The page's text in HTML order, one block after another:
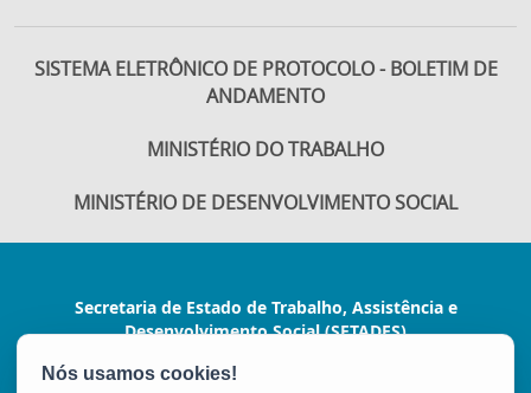
SISTEMA ELETRÔNICO DE PROTOCOLO - BOLETIM DE
ANDAMENTO
MINISTÉRIO DO TRABALHO
MINISTÉRIO DE DESENVOLVIMENTO SOCIAL
Secretaria de Estado de Trabalho, Assistência e
Desenvolvimento Social (SETADES)
Rua Dr. João Carlos Souza, nº 107, Ed. Green